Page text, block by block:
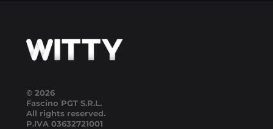
© 2026
Fascino PGT S.R.L.
All rights reserved.
P.IVA 03632721001